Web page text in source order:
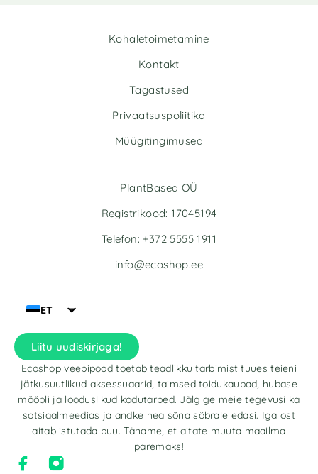
Kohaletoimetamine
Kontakt
Tagastused
Privaatsuspoliitika
Müügitingimused
ET
Liitu uudiskirjaga!
Ecoshop veebipood toetab teadlikku tarbimist tuues teieni
jätkusuutlikud aksessuaarid, taimsed toidukaubad, hubase
mööbli ja looduslikud kodutarbed. Jälgige meie tegevusi ka
sotsiaalmeedias ja andke hea sõna sõbrale edasi. Iga ost
aitab istutada puu. Täname, et aitate muuta maailma
paremaks!
PlantBased OÜ
Registrikood: 17045194
Telefon: +372 5555 1911
info@ecoshop.ee